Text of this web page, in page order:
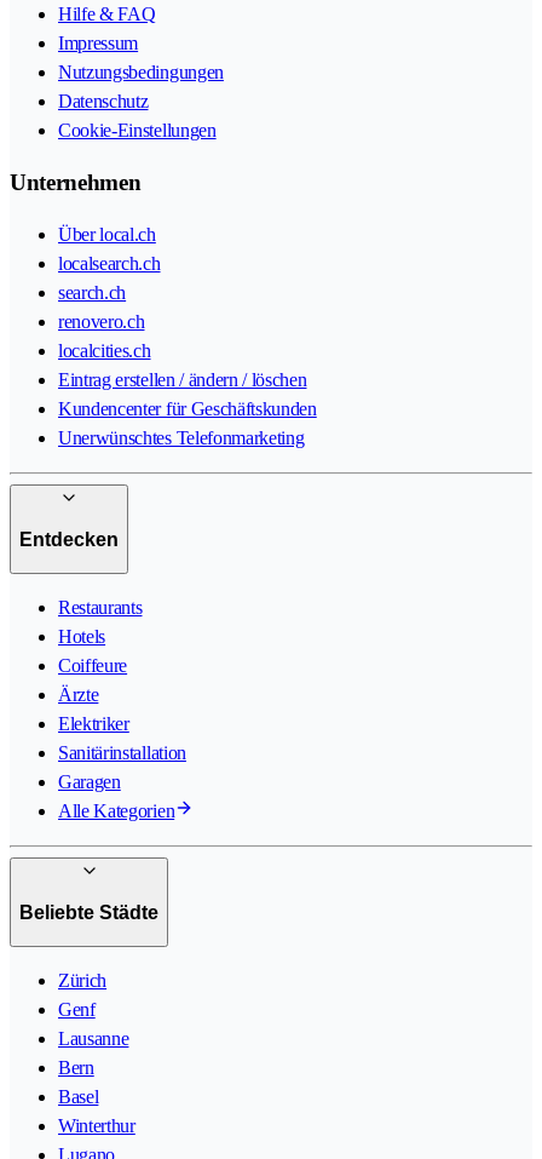
Hilfe & FAQ
Impressum
Nutzungsbedingungen
Datenschutz
Cookie-Einstellungen
Unternehmen
Über local.ch
localsearch.ch
search.ch
renovero.ch
localcities.ch
Eintrag erstellen / ändern / löschen
Kundencenter für Geschäftskunden
Unerwünschtes Telefonmarketing
Entdecken
Restaurants
Hotels
Coiffeure
Ärzte
Elektriker
Sanitärinstallation
Garagen
Alle Kategorien
Beliebte Städte
Zürich
Genf
Lausanne
Bern
Basel
Winterthur
Lugano